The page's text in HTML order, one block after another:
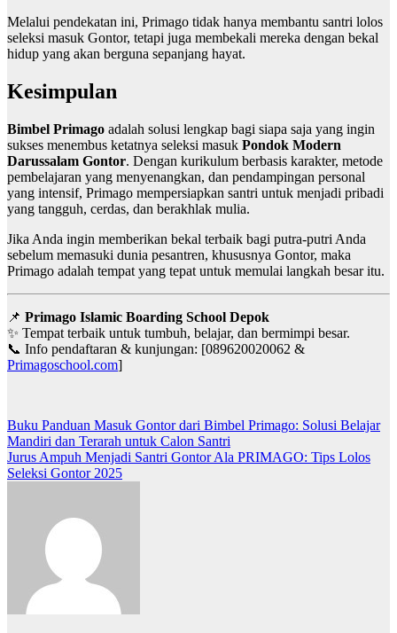
Melalui pendekatan ini, Primago tidak hanya membantu santri lolos
seleksi masuk Gontor, tetapi juga membekali mereka dengan bekal
hidup yang akan berguna sepanjang hayat.
Kesimpulan
Bimbel Primago adalah solusi lengkap bagi siapa saja yang ingin
sukses menembus ketatnya seleksi masuk Pondok Modern
Darussalam Gontor. Dengan kurikulum berbasis karakter, metode
pembelajaran yang menyenangkan, dan pendampingan personal
yang intensif, Primago mempersiapkan santri untuk menjadi pribadi
yang tangguh, cerdas, dan berakhlak mulia.
Jika Anda ingin memberikan bekal terbaik bagi putra-putri Anda
sebelum memasuki dunia pesantren, khususnya Gontor, maka
Primago adalah tempat yang tepat untuk memulai langkah besar itu.
📌 Primago Islamic Boarding School Depok
✨ Tempat terbaik untuk tumbuh, belajar, dan bermimpi besar.
📞 Info pendaftaran & kunjungan: [089620020062 &
Primagoschool.com]
Post
navigation
Buku Panduan Masuk Gontor dari Bimbel Primago: Solusi Belajar
Mandiri dan Terarah untuk Calon Santri
Jurus Ampuh Menjadi Santri Gontor Ala PRIMAGO: Tips Lolos
Seleksi Gontor 2025